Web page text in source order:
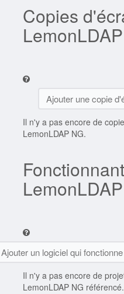
Copies
Ajouter une copie
Il n'y a pas encore de
LemonLDAP NG.
Ajouter un logiciel qui
Il n'y a pas encore de
LemonLDAP NG référencé.